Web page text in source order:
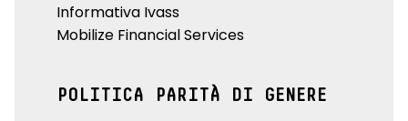
Informativa Ivass
Mobilize Financial Services
POLITICA PARITÀ DI GENERE